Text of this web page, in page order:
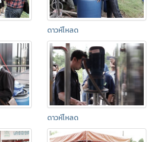
ดาวห์โหลด
ดาวห์โหลด